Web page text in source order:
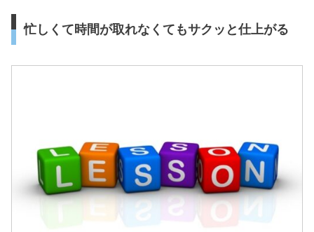
忙しくて時間が取れなくてもサクッと仕上がる